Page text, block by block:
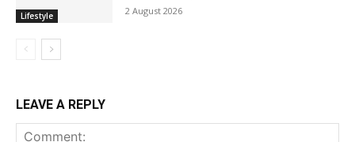
Lifestyle 2 August 2026
LEAVE A REPLY